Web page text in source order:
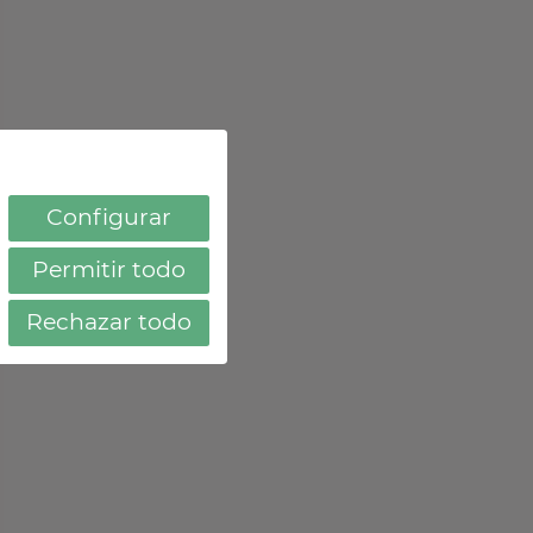
Configurar
Permitir todo
Rechazar todo